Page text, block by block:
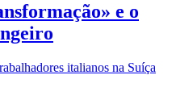
e o
italianos na Suíça